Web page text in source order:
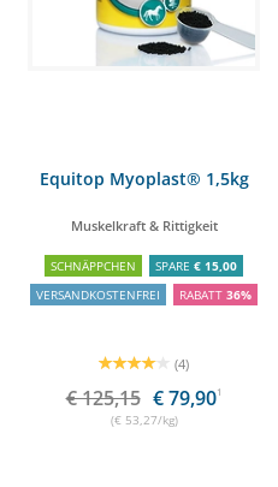
Equitop Myoplast® 1,5kg
Muskelkraft & Rittigkeit
SCHNÄPPCHEN SPARE € 15,00
VERSANDKOSTENFREI
RABATT 36%
(4)
€ 125,15 € 79,901
(€ 53,27/kg)